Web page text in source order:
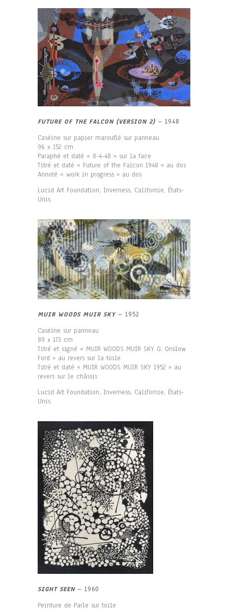
FUTURE OF THE FALCON (VERSION 2) – 1948
Caséine sur papier marouflé sur panneau
96 x 152 cm
Paraphé et daté « 8-4-48 » sur la face
Titré et daté « Future of the Falcon 1948 » au dos
Annoté « work in progress » au dos
Lucid Art Foundation, Inverness, Californie, États-
Unis
MUIR WOODS MUIR SKY – 1952
Caséine sur panneau
89 x 173 cm
Titré et signé « MUIR WOODS MUIR SKY G. Onslow
Ford » au revers sur la toile
Titré et daté « MUIR WOODS MUIR SKY 1952 » au
revers sur le châssis
Lucid Art Foundation, Inverness, Californie, États-
Unis
SIGHT SEEN– 1960
Peinture de Parle sur toile